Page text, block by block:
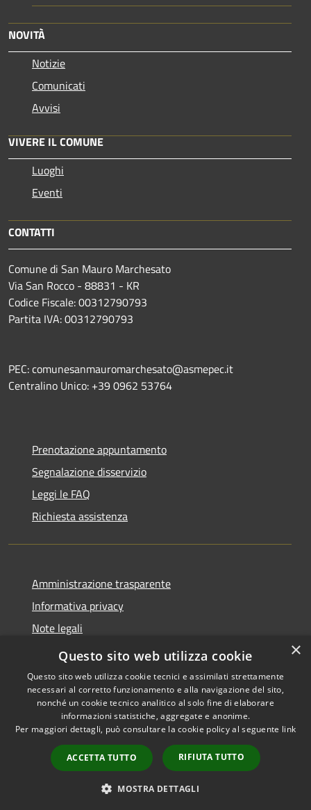
NOVITÀ
Notizie
Comunicati
Avvisi
VIVERE IL COMUNE
Luoghi
Eventi
CONTATTI
Comune di San Mauro Marchesato
Via San Rocco - 88831 - KR
Codice Fiscale: 00312790793
Partita IVA: 00312790793
PEC: comunesanmauromarchesato@asmepec.it
Centralino Unico: +39 0962 53764
Prenotazione appuntamento
Segnalazione disservizio
Leggi le FAQ
Richiesta assistenza
Amministrazione trasparente
Informativa privacy
Note legali
Dichiarazione di accessibilità
Accessibilità
Copyright © 2026 • Comune di
San Mauro Marchesato •
Powered byMunicipium
Accesso redazione
×
Questo sito web utilizza cookie
Questo sito web utilizza cookie tecnici e assimilati strettamente
necessari al corretto funzionamento e alla navigazione del sito,
nonché un cookie tecnico analitico al solo fine di elaborare
informazioni statistiche, aggregate e anonime.
Per maggiori dettagli, può consultare la cookie policy al seguente link
ACCETTA TUTTO RIFIUTA TUTTO
MOSTRA DETTAGLI